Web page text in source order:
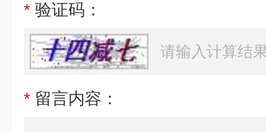
* 验证码：
* 留言内容：